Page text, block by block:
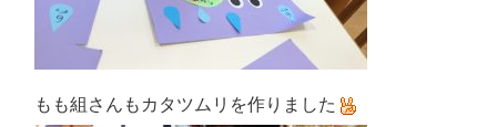
もも組さんもカタツムリを作りました